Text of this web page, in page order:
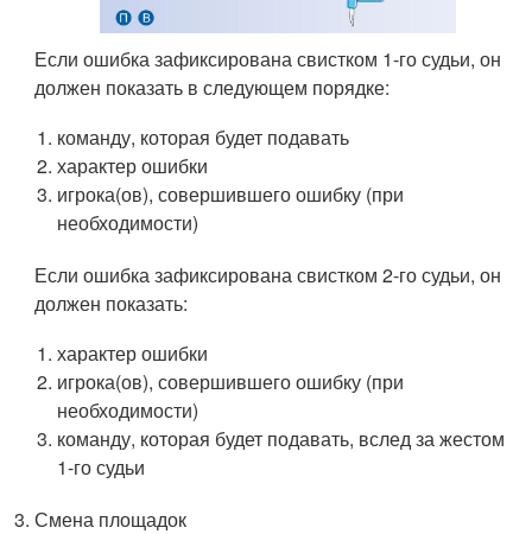
Если ошибка зафиксирована свистком 1-го судьи, он
должен показать в следующем порядке:
команду, которая будет подавать
характер ошибки
игрока(ов), совершившего ошибку (при
необходимости)
Если ошибка зафиксирована свистком 2-го судьи, он
должен показать:
характер ошибки
игрока(ов), совершившего ошибку (при
необходимости)
команду, которая будет подавать, вслед за жестом
1-го судьи
Смена площадок